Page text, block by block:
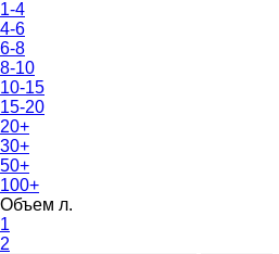
1-4
4-6
6-8
8-10
10-15
15-20
20+
30+
50+
100+
Объем л.
1
2